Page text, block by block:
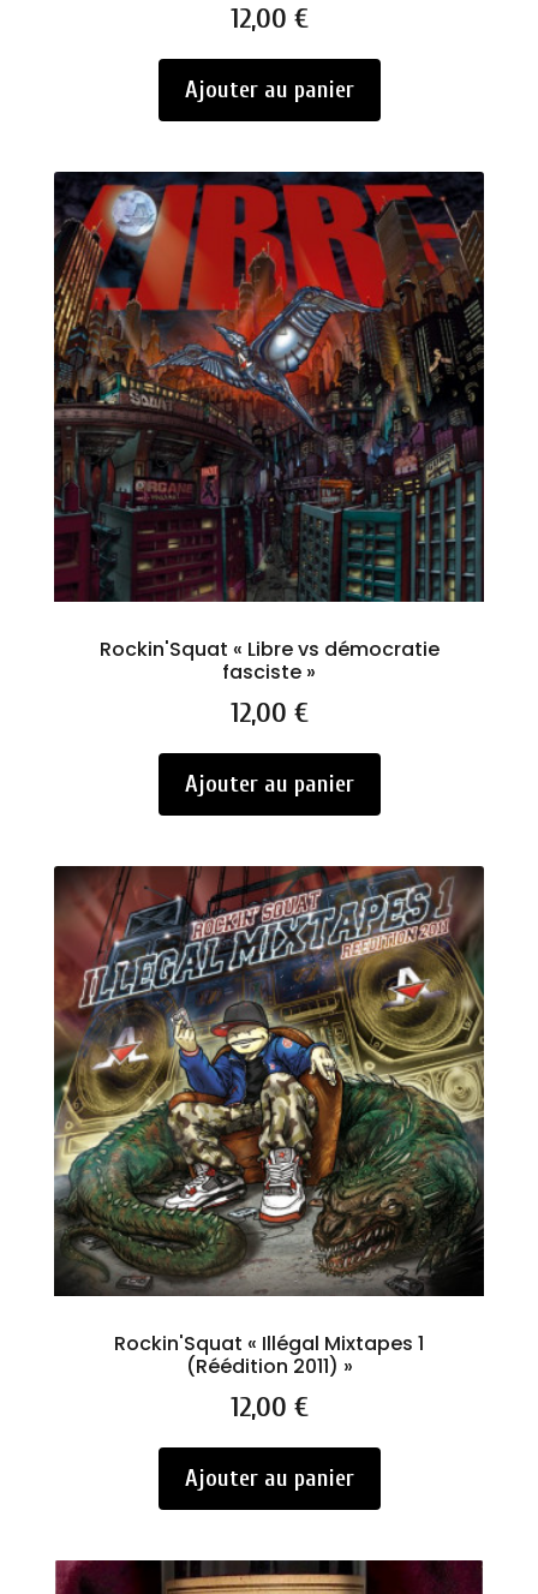
Prix
12,00 €
Ajouter au panier
Rockin'Squat « Libre vs démocratie
fasciste »
Prix
12,00 €
Ajouter au panier
Rockin'Squat « Illégal Mixtapes 1
(Réédition 2011) »
Prix
12,00 €
Ajouter au panier